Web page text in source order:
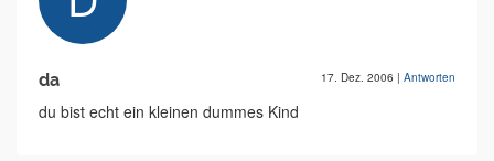
da 17. Dez. 2006 | Antworten
du bist echt ein kleinen dummes Kind